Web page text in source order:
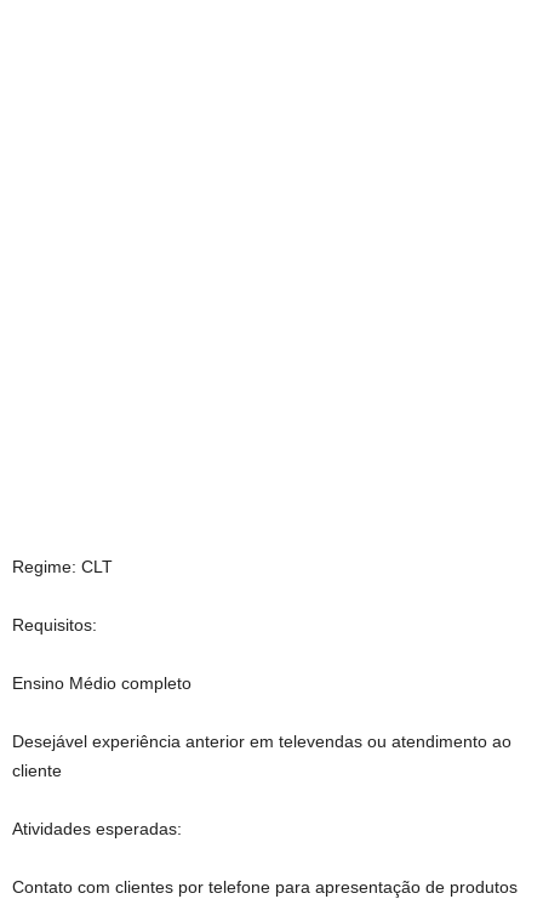
Regime: CLT
Requisitos:
Ensino Médio completo
Desejável experiência anterior em televendas ou atendimento ao
cliente
Atividades esperadas:
Contato com clientes por telefone para apresentação de produtos